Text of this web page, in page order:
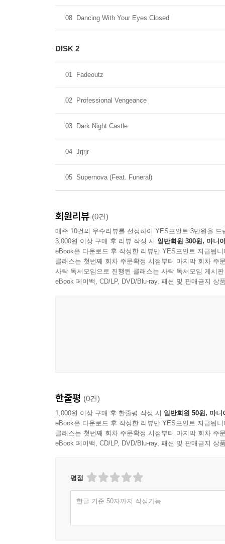
08 Dancing With Your Eyes Closed
DISK 2
01 Fadeoutz
02 Professional Vengeance
03 Dark Night Castle
04 Jrjrjr
05 Supernova (Feat. Funeral)
회원리뷰 (0건)
매주 10건의 우수리뷰를 선정하여 YES포인트 3만원을 드
3,000원 이상 구매 후 리뷰 작성 시 일반회원 300원, 마니
eBook은 다운로드 후 작성한 리뷰만 YES포인트 지급됩니
클래스는 첫번째 회차 주문확정 시점부터 마지막 회차 주
사락 독서모임으로 진행된 클래스는 사락 독서모임 게시
eBook 페이백, CD/LP, DVD/Blu-ray, 패션 및 판매금지 상
한줄평 (0건)
1,000원 이상 구매 후 한줄평 작성 시 일반회원 50원, 마니
eBook은 다운로드 후 작성한 리뷰만 YES포인트 지급됩니
클래스는 첫번째 회차 주문확정 시점부터 마지막 회차 주
eBook 페이백, CD/LP, DVD/Blu-ray, 패션 및 판매금지 상
평점
한글 기준 50자까지 작성가능